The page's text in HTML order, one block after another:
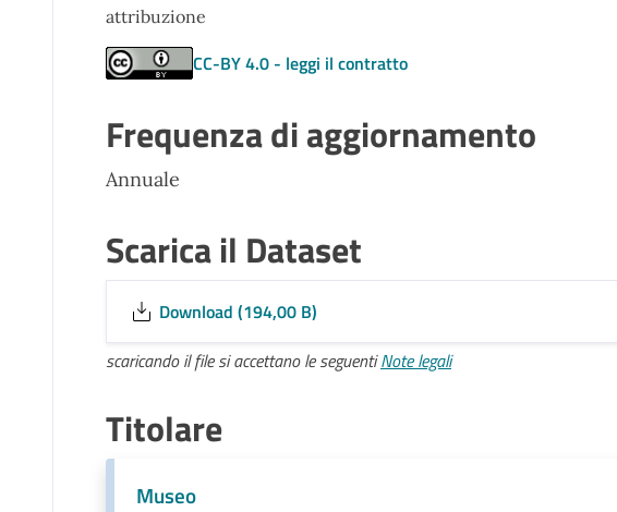
attribuzione
CC-BY 4.0 - leggi il contratto
Frequenza di aggiornamento
Annuale
Scarica il Dataset
Download (194,00 B)
scaricando il file si accettano le seguentiNote legali
Titolare
Museo